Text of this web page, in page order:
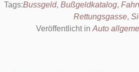
Tags:Bussgeld, Bußgeldkatalog,
Rettungsgasse,
Veröffentlicht in Auto